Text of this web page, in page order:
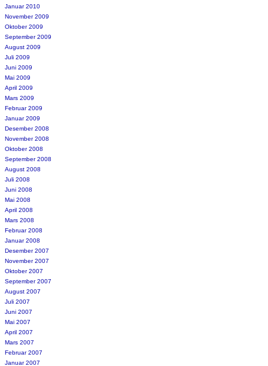
Januar 2010
November 2009
Oktober 2009
September 2009
August 2009
Juli 2009
Juni 2009
Mai 2009
April 2009
Mars 2009
Februar 2009
Januar 2009
Desember 2008
November 2008
Oktober 2008
September 2008
August 2008
Juli 2008
Juni 2008
Mai 2008
April 2008
Mars 2008
Februar 2008
Januar 2008
Desember 2007
November 2007
Oktober 2007
September 2007
August 2007
Juli 2007
Juni 2007
Mai 2007
April 2007
Mars 2007
Februar 2007
Januar 2007